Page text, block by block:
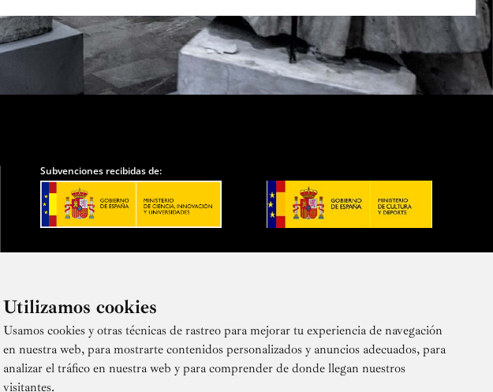
Utilizamos cookies
Usamos cookies y otras técnicas de rastreo para mejorar tu experiencia de navegación
en nuestra web, para mostrarte contenidos personalizados y anuncios adecuados, para
analizar el tráfico en nuestra web y para comprender de donde llegan nuestros
visitantes.
Subvenciones recibidas de:
Suscríbete a nuestra newsletter